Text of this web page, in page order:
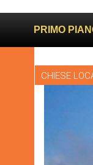
PRIMO
e giusto
CHIESE